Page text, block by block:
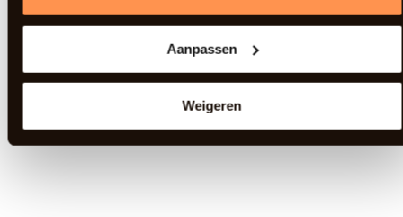
Aanpassen
Weigeren